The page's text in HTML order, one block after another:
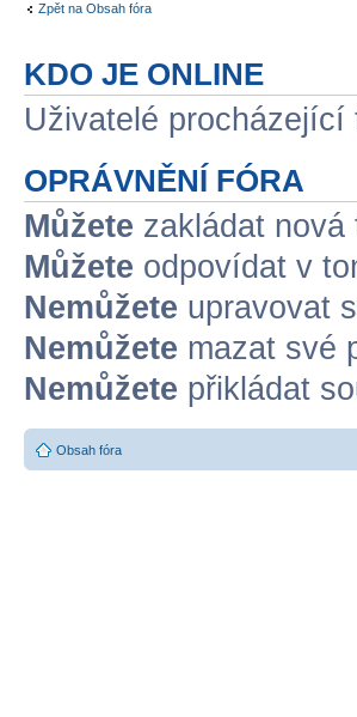
Zpět na Obsah fóra
KDO JE ONLINE
Uživatelé
OPRÁVNĚNÍ FÓRA
Můžete zakládat nová
Můžete odpovídat v
Nemůžete upravovat
Nemůžete mazat své
Nemůžete přikládat
Obsah fóra